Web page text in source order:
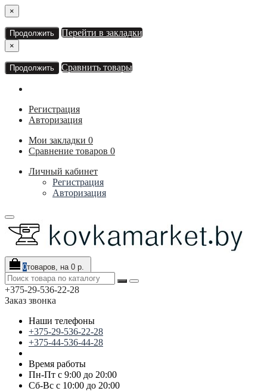
×
Продолжить Перейти в закладки
×
Продолжить Сравнить товары
Регистрация
Авторизация
Мои закладки 0
Сравнение товаров 0
Личный кабинет
Регистрация
Авторизация
0товаров, на 0 р.
+375-29-536-22-28
Заказ звонка
Наши телефоны
+375-29-536-22-28
+375-44-536-44-28
Время работы
Пн-Пт с 9:00 до 20:00
Сб-Вс с 10:00 до 20:00